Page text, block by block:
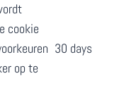
cookie
op te
30 days